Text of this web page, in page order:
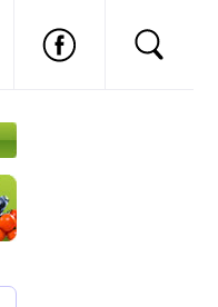
Nu ai cont?